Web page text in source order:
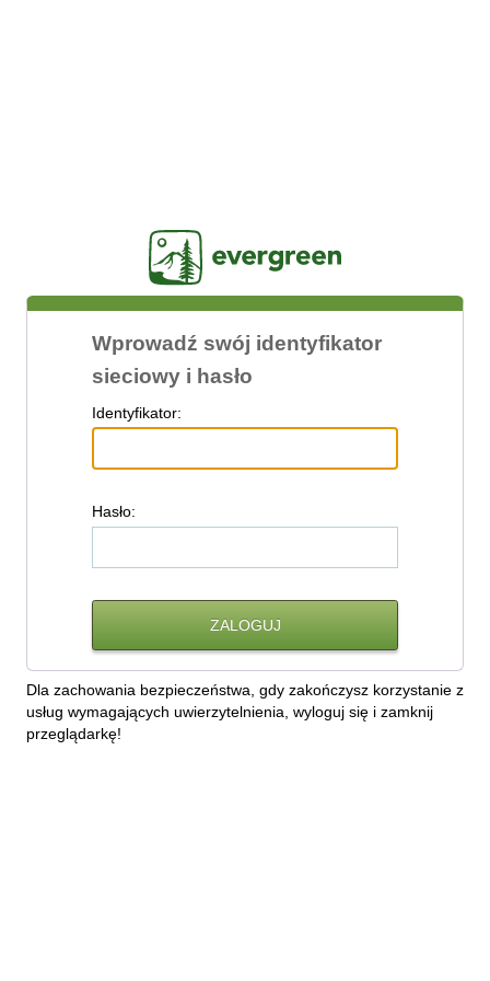
Wprowadź swój identyfikator
sieciowy i hasło
Identyfikator:
Hasło:
Dla zachowania bezpieczeństwa, gdy zakończysz korzystanie z
usług wymagających uwierzytelnienia, wyloguj się i zamknij
przeglądarkę!